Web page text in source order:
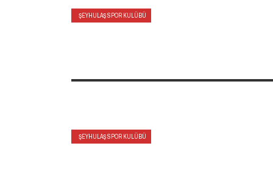
ŞEYHULAŞ SPOR KULÜBÜ
ŞEYHULAŞ SPOR KULÜBÜ